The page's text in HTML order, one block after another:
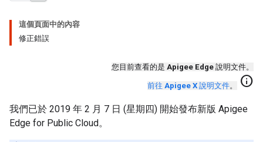
這個頁面中的內容
修正錯誤
您目前查看的是 Apigee Edge 說明文件。
前往 Apigee X 說明文件。 info
我們已於 2019 年 2 月 7 日 (星期四) 開始發布新版 Apigee
Edge for Public Cloud。